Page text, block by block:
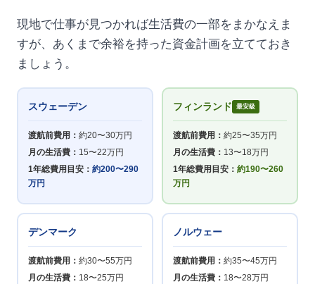
現地で仕事が見つかれば生活費の一部をまかなえま
すが、あくまで余裕を持った資金計画を立てておき
ましょう。
スウェーデン
渡航前費用： 約20〜30万円
月の生活費： 15〜22万円
1年総費用目安： 約200〜290
万円
フィンランド 最安級
渡航前費用： 約25〜35万円
月の生活費： 13〜18万円
1年総費用目安： 約190〜260
万円
デンマーク
渡航前費用： 約30〜55万円
月の生活費： 18〜25万円
ノルウェー
渡航前費用： 約35〜45万円
月の生活費： 18〜28万円